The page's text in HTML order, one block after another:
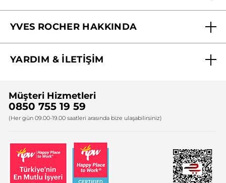
YVES ROCHER HAKKINDA
Yves Rocher Vakfı
YARDIM & İLETİŞİM
Bize Ulaşın
Firma Bilgileri
Müşteri Hizmetleri
0850 755 19 59
(Her gün 09.00-19.00 saatleri arasında bize ulaşabilirsiniz)